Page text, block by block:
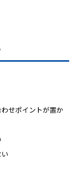
せポイントが置か